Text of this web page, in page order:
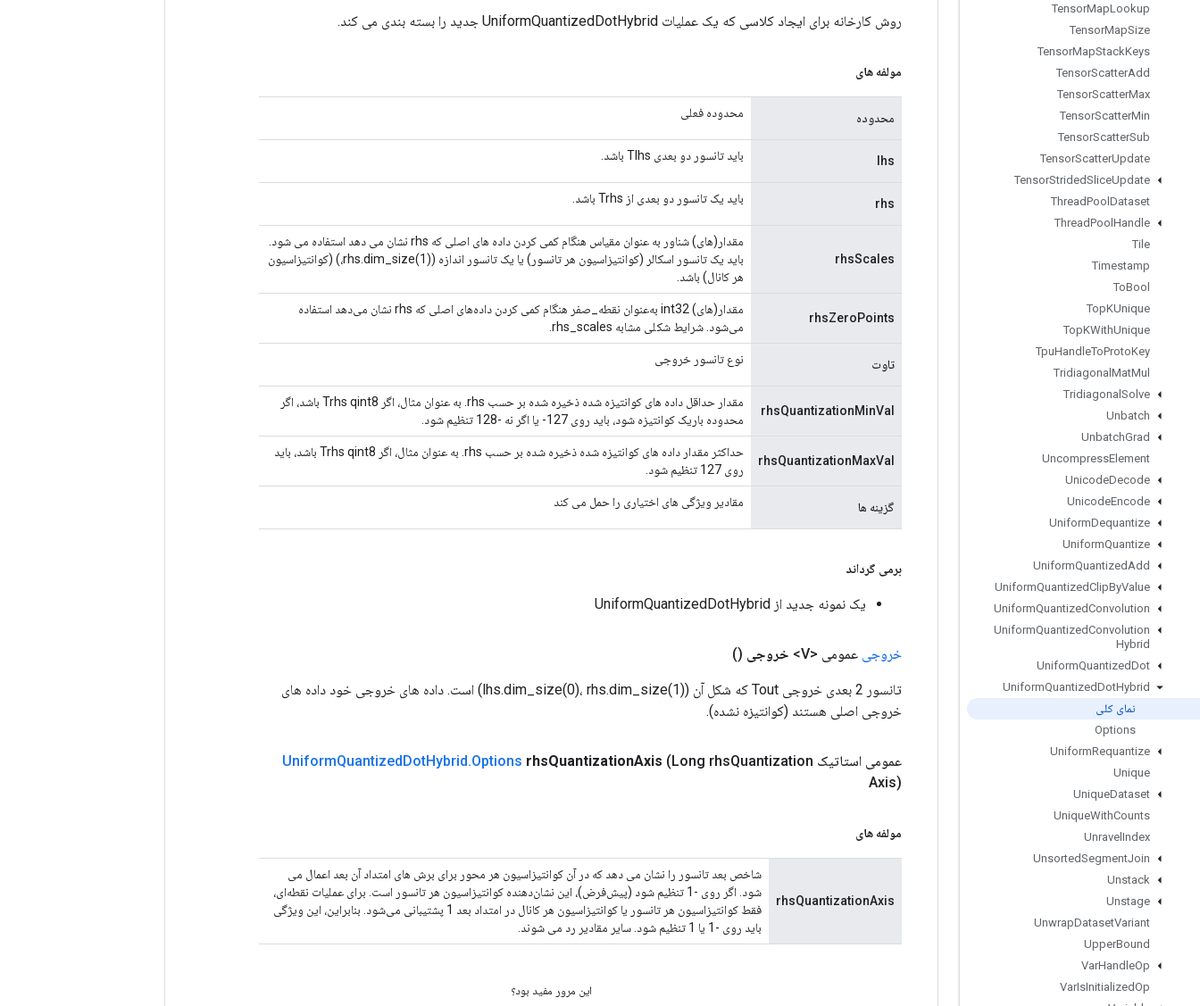
TensorMapLookup
TensorMapSize
TensorMapStackKeys
TensorScatterAdd
TensorScatterMax
TensorScatterMin
TensorScatterSub
TensorScatterUpdate
TensorStridedSliceUpdate
ThreadPool Dataset
ThreadPool Handle
Tile
Timestamp
ToBool
TopKUnique
TopKWithUnique
TpuHandleToProtoKey
Tridiagonal MatMul
Tridiagonal Solve
Unbatch
UnbatchGrad
UncompressElement
UnicodeDecode
UnicodeEncode
UniformDequantize
UniformQuantize
UniformQuantizedAdd
UniformQuantizedClipByValue
UniformQuantizedConvolution
UniformQuantizedConvolution
Hybrid
UniformQuantizedDot
UniformQuantizedDotHybrid
نمای کلی
Options
UniformRequantize
Unique
UniqueDataset
UniqueWithCounts
Unravel Index
UnsortedSegmentJoin
Unstack
Unstage
UnwrapDatasetVariant
UpperBound
VarHandleOp
VarIsInitializedOp
روش کارخانه برای ایجاد کلاسی که یک عملیات UniformQuantizedDotHybrid جدید را بسته بندی می کند.
مولفه های
محدوده محدوده فعلی
lhs باید تانسور دو بعدی Tlhs باشد.
rhs باید یک تانسور دو بعدی از Trhs باشد.
rhsScales
مقدار(های) شناور به عنوان مقیاس هنگام کمی کردن داده های اصلی که rhs نشان می دهد استفاده می شود.
باید یک تانسور اسکالر (کوانتیزاسیون هر تانسور) یا یک تانسور اندازه (rhs.dim_size(1)،) (کوانتیزاسیون
هر کانال) باشد.
rhsZeroPoints
مقدار(های) int32 به‌عنوان نقطه_صفر هنگام کمی کردن داده‌های اصلی که rhs نشان می‌دهد استفاده
می‌شود. شرایط شکلی مشابه rhs_scales.
تاوت نوع تانسور خروجی
rhsQuantizationMinVal
مقدار حداقل داده های کوانتیزه شده ذخیره شده بر حسب rhs. به عنوان مثال، اگر Trhs qint8 باشد، اگر
محدوده باریک کوانتیزه شود، باید روی 127- یا اگر نه -128 تنظیم شود.
rhsQuantizationMaxVal
حداکثر مقدار داده های کوانتیزه شده ذخیره شده بر حسب rhs. به عنوان مثال، اگر Trhs qint8 باشد، باید
روی 127 تنظیم شود.
گزینه ها مقادیر ویژگی های اختیاری را حمل می کند
برمی گرداند
یک نمونه جدید از UniformQuantizedDotHybrid
خروجی عمومی <V> خروجی ()
تانسور 2 بعدی خروجی Tout که شکل آن (lhs.dim_size(0)، rhs.dim_size(1)) است. داده های خروجی خود داده های
خروجی اصلی هستند (کوانتیزه نشده).
عمومی استاتیک UniformQuantizedDotHybrid.Options rhsQuantizationAxis (Long rhsQuantization
Axis)
مولفه های
rhsQuantizationAxis
شاخص بعد تانسور را نشان می دهد که در آن کوانتیزاسیون هر محور برای برش های امتداد آن بعد اعمال می
شود. اگر روی -1 تنظیم شود (پیش‌فرض)، این نشان‌دهنده کوانتیزاسیون هر تانسور است. برای عملیات نقطه‌ای،
فقط کوانتیزاسیون هر تانسور یا کوانتیزاسیون هر کانال در امتداد بعد 1 پشتیبانی می‌شود. بنابراین، این ویژگی
باید روی -1 یا 1 تنظیم شود. سایر مقادیر رد می شوند.
این مرور مفید بود؟